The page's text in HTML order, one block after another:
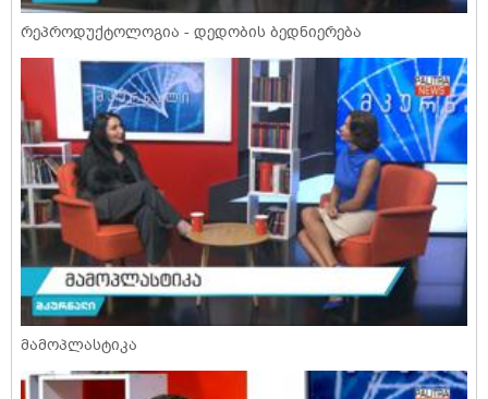
რეპროდუქტოლოგია - დედობის ბედნიერება
მამოპლასტიკა